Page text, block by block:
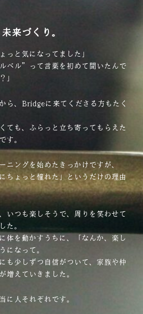
来づくり。
っと気になってました」
ベル”って言葉を初めて聞いたんで
」
ら、Bridgeに来てくださる方もたく
ても、ふらっと立ち寄ってもらえた
す。
ニングを始めたきっかけですが、
ちょっと憧れた」というだけの理由
いつも楽しそうで、周りを笑わせて
た。
体を動かすうちに、「なんか、楽し
になって。
も少しずつ自信がついて、家族や仲
増えていきました。
に人それぞれです。